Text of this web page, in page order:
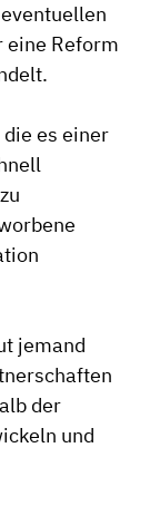
eine Reform
es einer
jemand
der
und